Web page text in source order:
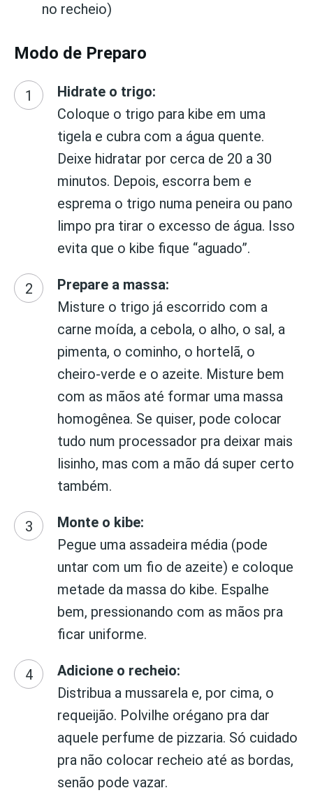
no recheio)
Modo de Preparo
Hidrate o trigo:
Coloque o trigo para kibe em uma
tigela e cubra com a água quente.
Deixe hidratar por cerca de 20 a 30
minutos. Depois, escorra bem e
esprema o trigo numa peneira ou pano
limpo pra tirar o excesso de água. Isso
evita que o kibe fique “aguado”.
Prepare a massa:
Misture o trigo já escorrido com a
carne moída, a cebola, o alho, o sal, a
pimenta, o cominho, o hortelã, o
cheiro-verde e o azeite. Misture bem
com as mãos até formar uma massa
homogênea. Se quiser, pode colocar
tudo num processador pra deixar mais
lisinho, mas com a mão dá super certo
também.
Monte o kibe:
Pegue uma assadeira média (pode
untar com um fio de azeite) e coloque
metade da massa do kibe. Espalhe
bem, pressionando com as mãos pra
ficar uniforme.
Adicione o recheio:
Distribua a mussarela e, por cima, o
requeijão. Polvilhe orégano pra dar
aquele perfume de pizzaria. Só cuidado
pra não colocar recheio até as bordas,
senão pode vazar.